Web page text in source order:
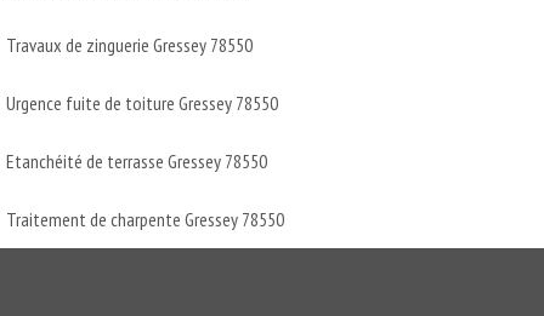
Travaux de zinguerie Gressey 78550
Urgence fuite de toiture Gressey 78550
Etanchéité de terrasse Gressey 78550
Traitement de charpente Gressey 78550